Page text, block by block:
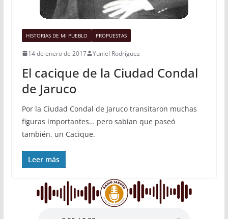
HISTORIAS DE MI PUEBLO PROPUESTAS
14 de enero de 2017 Yuniel Rodríguez
El cacique de la Ciudad Condal
de Jaruco
Por la Ciudad Condal de Jaruco transitaron muchas
figuras importantes… pero sabían que paseó
también, un Cacique.
Leer más